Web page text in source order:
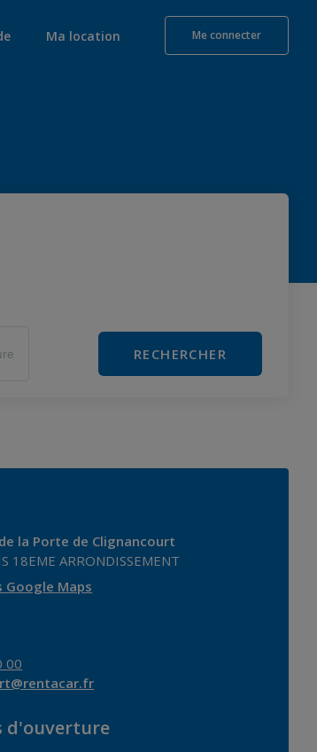
Ma location Me connecter
RECHERCHER
la Porte de Clignancourt
18EME ARRONDISSEMENT
Google Maps
00
d'ouverture